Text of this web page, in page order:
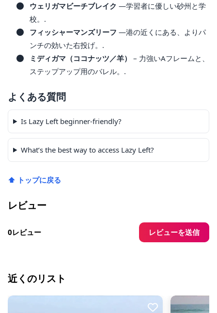
ウェリガマビーチブレイク ―学習者に優しい砂州と学
校。.
フィッシャーマンズリーフ ―港の近くにある、よりパ
ンチの効いた右投げ。.
ミディガマ（ココナッツ／羊）
– 力強いAフレームと、
ステップアップ用のバレル。.
よくある質問
Is Lazy Left beginner-friendly?
What’s the best way to access Lazy Left?
⬆ トップに戻る
レビュー
0レビュー レビューを送信
近くのリスト